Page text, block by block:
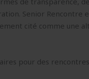
Senior Rencontre
cité comme une
pour des